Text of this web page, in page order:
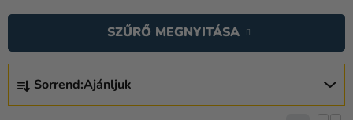
Ajándékok
E
R
Sorrend:Ajánljuk
SZŰRŐ MEGNYITÁSA
E
R
M
É
K